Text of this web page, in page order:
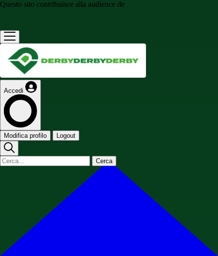
Questo sito contribuisce alla audience de
Accedi
Modifica profilo Logout
Cerca